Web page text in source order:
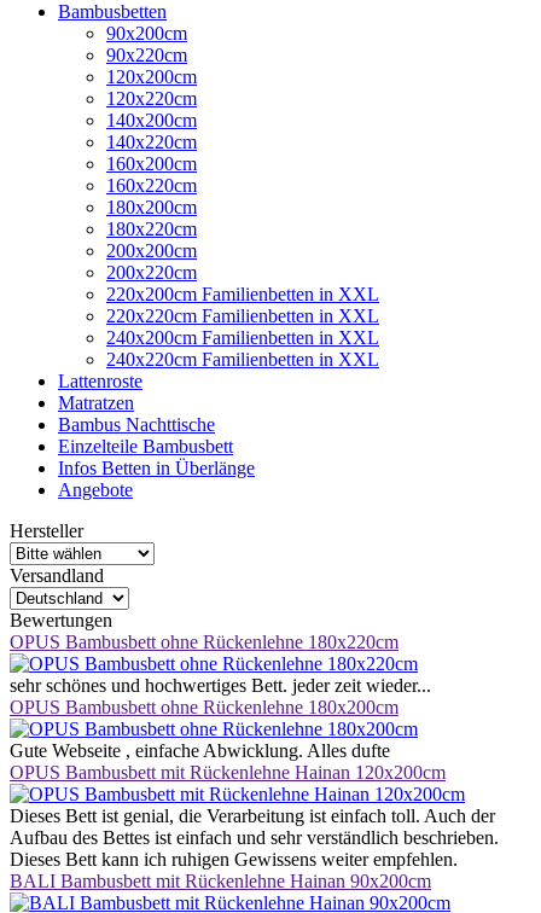
Bambusbetten
90x200cm
90x220cm
120x200cm
120x220cm
140x200cm
140x220cm
160x200cm
160x220cm
180x200cm
180x220cm
200x200cm
200x220cm
220x200cm Familienbetten in XXL
220x220cm Familienbetten in XXL
240x200cm Familienbetten in XXL
240x220cm Familienbetten in XXL
Lattenroste
Matratzen
Bambus Nachttische
Einzelteile Bambusbett
Infos Betten in Überlänge
Angebote
Hersteller
Versandland
Bewertungen
OPUS Bambusbett ohne Rückenlehne 180x220cm
sehr schönes und hochwertiges Bett. jeder zeit wieder...
OPUS Bambusbett ohne Rückenlehne 180x200cm
Gute Webseite , einfache Abwicklung. Alles dufte
OPUS Bambusbett mit Rückenlehne Hainan 120x200cm
Dieses Bett ist genial, die Verarbeitung ist einfach toll. Auch der
Aufbau des Bettes ist einfach und sehr verständlich beschrieben.
Dieses Bett kann ich ruhigen Gewissens weiter empfehlen.
BALI Bambusbett mit Rückenlehne Hainan 90x200cm